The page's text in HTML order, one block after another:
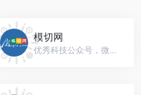
模切网
优秀科技公众号，微信号：moqiecom